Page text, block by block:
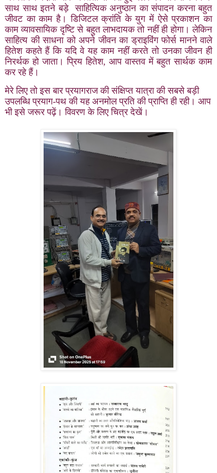
साथ साथ इतने बड़े साहित्यिक अनुष्ठान का संपादन करना बहुत
जीवट का काम है। डिजिटल क्रांति के युग में ऐसे प्रकाशन का
काम व्यावसायिक दृष्टि से बहुत लाभदायक तो नहीं ही होगा। लेकिन
साहित्य की साधना को अपने जीवन का ड्राइविंग फोर्स मानने वाले
हितेश कहते हैं कि यदि वे यह काम नहीं करते तो उनका जीवन ही
निरर्थक हो जाता। प्रिय हितेश,आप वास्तव में बहुत सार्थक काम
कर रहे हैं।
मेरे लिए तो इस बार प्रयागराज की संक्षिप्त यात्रा की सबसे बड़ी
उपलब्धि प्रयाग-पथ की यह अनमोल प्रति की प्राप्ति ही रही। आप
भी इसे जरूर पढ़ें। विवरण के लिए चित्र देखें।